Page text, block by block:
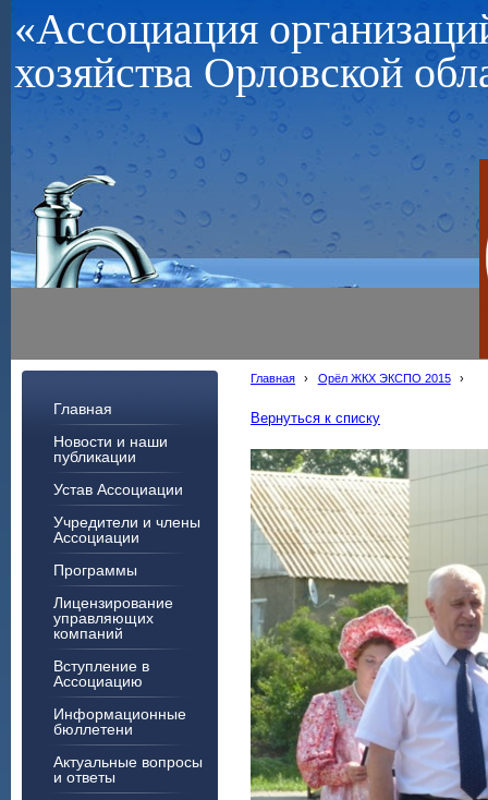
«Ассоциация
хозяйства Орловской
Главная
Новости и наши
публикации
Устав Ассоциации
Учредители и члены
Ассоциации
Программы
Лицензирование
управляющих
компаний
Вступление в
Ассоциацию
Информационные
бюллетени
Актуальные вопросы
и ответы
Главная › Орёл ЖКХ ЭКСПО 2015 ›
Вернуться к списку